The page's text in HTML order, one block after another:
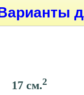
17 см.2